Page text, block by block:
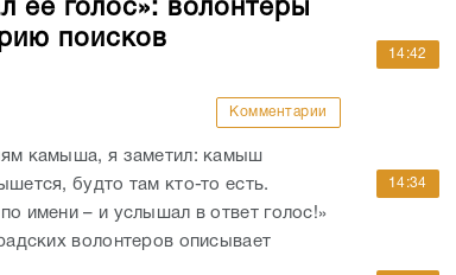
ее голос»: волонтеры
поисков
Комментарии
камыша, я заметил: камыш
будто там кто-то есть.
имени – и услышал в ответ голос!»
волонтеров описывает
14:42
14:34